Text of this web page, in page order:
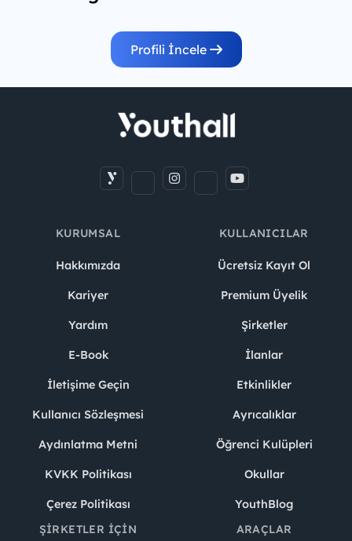
Profili İncele
KURUMSAL
Hakkımızda
Kariyer
Yardım
E-Book
İletişime Geçin
Kullanıcı Sözleşmesi
Aydınlatma Metni
KVKK Politikası
Çerez Politikası
KULLANICILAR
Ücretsiz Kayıt Ol
Premium Üyelik
Şirketler
İlanlar
Etkinlikler
Ayrıcalıklar
Öğrenci Kulüpleri
Okullar
YouthBlog
ŞIRKETLER İÇIN
ARAÇLAR